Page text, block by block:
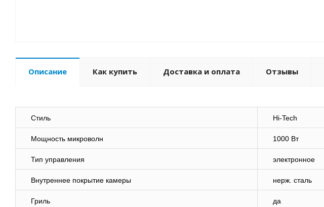
Описание Как купить Доставка и оплата Отзывы
Стиль Hi-Tech
Мощность микроволн 1000 Вт
Тип управления электронное
Внутреннее покрытие камеры нерж. сталь
Гриль да